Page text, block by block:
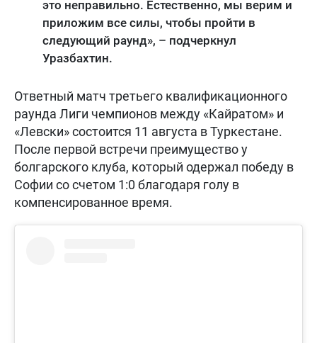
это неправильно. Естественно, мы верим и
приложим все силы, чтобы пройти в
следующий раунд», – подчеркнул
Уразбахтин.
Ответный матч третьего квалификационного
раунда Лиги чемпионов между «Кайратом» и
«Левски» состоится 11 августа в Туркестане.
После первой встречи преимущество у
болгарского клуба, который одержал победу в
Софии со счетом 1:0 благодаря голу в
компенсированное время.